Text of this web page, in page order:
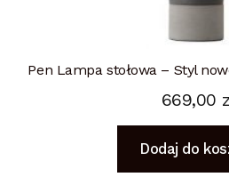
Pen Lampa stołowa – Styl
669,00
Dodaj do